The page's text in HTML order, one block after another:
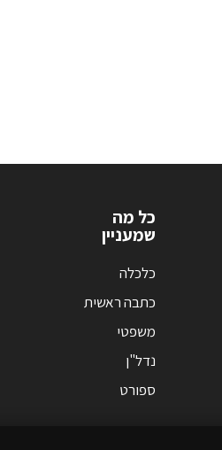
כל מה
שמעניין
כלכלה
כתבה ראשית
משפטי
נדל"ן
ספורט